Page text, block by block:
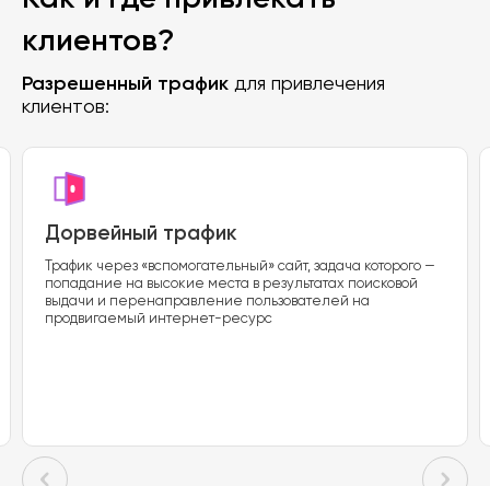
клиентов?
Разрешенный трафик для привлечения
клиентов:
Дорвейный трафик
Трафик через «вспомогательный» сайт, задача которого —
попадание на высокие места в результатах поисковой
выдачи и перенаправление пользователей на
продвигаемый интернет-ресурс